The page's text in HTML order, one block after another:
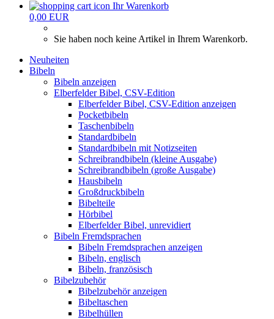
Ihr Warenkorb
0,00 EUR
Sie haben noch keine Artikel in Ihrem Warenkorb.
Neuheiten
Bibeln
Bibeln anzeigen
Elberfelder Bibel, CSV-Edition
Elberfelder Bibel, CSV-Edition anzeigen
Pocketbibeln
Taschenbibeln
Standardbibeln
Standardbibeln mit Notizseiten
Schreibrandbibeln (kleine Ausgabe)
Schreibrandbibeln (große Ausgabe)
Hausbibeln
Großdruckbibeln
Bibelteile
Hörbibel
Elberfelder Bibel, unrevidiert
Bibeln Fremdsprachen
Bibeln Fremdsprachen anzeigen
Bibeln, englisch
Bibeln, französisch
Bibelzubehör
Bibelzubehör anzeigen
Bibeltaschen
Bibelhüllen